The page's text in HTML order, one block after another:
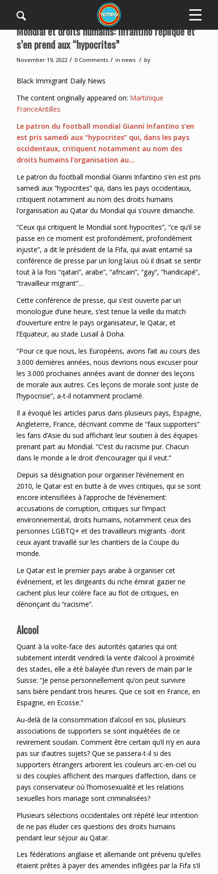
Mondial et droits humains: Infantino réplique et
s’en prend aux “hypocrites”
November 19, 2022 / 0 Comments / in news / by
Black Immigrant Daily News
The content originally appeared on: Martinique
FranceAntilles
Le patron du football mondial Gianni Infantino s’en
est pris samedi aux “hypocrites” qui, dans les pays
occidentaux, critiquent notamment au nom des
droits humains l’organisation au…
Le patron du football mondial Gianni Infantino s’en est pris
samedi aux “hypocrites” qui, dans les pays occidentaux,
critiquent notamment au nom des droits humains
l’organisation au Qatar du Mondial qui s’ouvre dimanche.
“Ceux qui critiquent le Mondial sont hypocrites”, “ce qu’il se
passe en ce moment est profondément, profondément
injuste”, a dit le président de la Fifa, qui avait entamé sa
conférence de presse par un long laïus où il disait se sentir
tout à la fois “qatari”, arabe”, “africain”, “gay”, “handicapé”,
“travailleur migrant”…
Cette conférence de presse, qui s’est ouverte par un
monologue d’une heure, s’est tenue la veille du match
d’ouverture entre le pays organisateur, le Qatar, et
l’Equateur, au stade Lusail à Doha.
“Pour ce que nous, les Européens, avons fait au cours des
3.000 dernières années, nous devrions nous excuser pour
les 3.000 prochaines années avant de donner des leçons
de morale aux autres. Ces leçons de morale sont juste de
l’hypocrisie”, a-t-il notamment proclamé.
Il a évoqué les articles parus dans plusieurs pays, Espagne,
Angleterre, France, décrivant comme de “faux supporters”
les fans d’Asie du sud affichant leur soutien à des équipes
prenant part au Mondial. “C’est du racisme pur. Chacun
dans le monde a le droit d’encourager qui il veut.”
Depuis sa désignation pour organiser l’événement en
2010, le Qatar est en butte à de vives critiques, qui se sont
encore intensifiées à l’approche de l’évènement:
accusations de corruption, critiques sur l’impact
environnemental, droits humains, notamment ceux des
personnes LGBTQ+ et des travailleurs migrants -dont
ceux ayant travaillé sur les chantiers de la Coupe du
monde.
Le Qatar est le premier pays arabe à organiser cet
événement, et les dirigeants du riche émirat gazier ne
cachent plus leur colère face au flot de critiques, en
dénonçant du “racisme”.
Alcool
Quant à la volte-face des autorités qataries qui ont
subitement interdit vendredi la vente d’alcool à proximité
des stades, elle a été balayée d’un revers de main par le
Suisse: “Je pense personnellement qu’on peut survivre
sans bière pendant trois heures. Que ce soit en France, en
Espagne, en Ecosse.”
Au-delà de la consommation d’alcool en soi, plusieurs
associations de supporters se sont inquiétées de ce
revirement soudain. Comment être certain qu’il n’y en aura
pas sur d’autres sujets? Que se passera-t-il si des
supporters étrangers arborent les couleurs arc-en-ciel ou
si des couples affichent des marques d’affection, dans ce
pays conservateur où l’homosexualité et les relations
sexuelles hors mariage sont criminalisées?
Plusieurs sélections occidentales ont répété leur intention
de ne pas éluder ces questions des droits humains
pendant leur séjour au Qatar.
Les fédérations anglaise et allemande ont prévenu qu’elles
étaient prêtes à payer des amendes infligées par la Fifa s’il